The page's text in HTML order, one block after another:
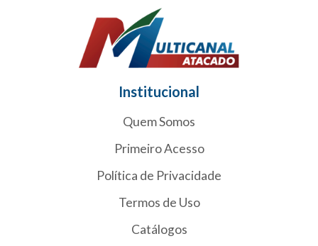
Institucional
Quem Somos
Primeiro Acesso
Política de Privacidade
Termos de Uso
Catálogos